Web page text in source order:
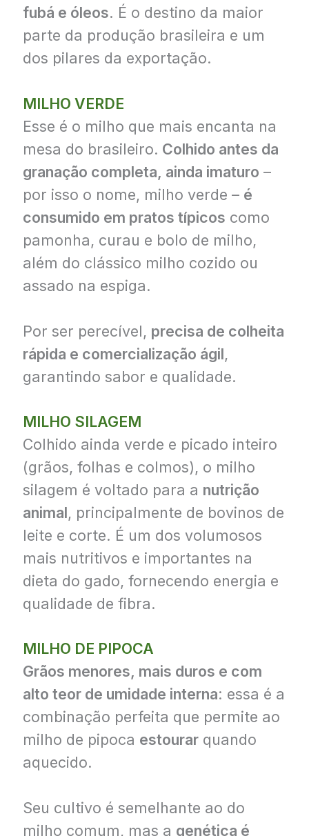
fubá e óleos. É o destino da maior
parte da produção brasileira e um
dos pilares da exportação.
MILHO VERDE
Esse é o milho que mais encanta na
mesa do brasileiro. Colhido antes da
granação completa, ainda imaturo –
por isso o nome, milho verde – é
consumido em pratos típicos como
pamonha, curau e bolo de milho,
além do clássico milho cozido ou
assado na espiga.
Por ser perecível, precisa de colheita
rápida e comercialização ágil,
garantindo sabor e qualidade.
MILHO SILAGEM
Colhido ainda verde e picado inteiro
(grãos, folhas e colmos), o milho
silagem é voltado para a nutrição
animal, principalmente de bovinos de
leite e corte. É um dos volumosos
mais nutritivos e importantes na
dieta do gado, fornecendo energia e
qualidade de fibra.
MILHO DE PIPOCA
Grãos menores, mais duros e com
alto teor de umidade interna: essa é a
combinação perfeita que permite ao
milho de pipoca estourar quando
aquecido.
Seu cultivo é semelhante ao do
milho comum, mas a genética é